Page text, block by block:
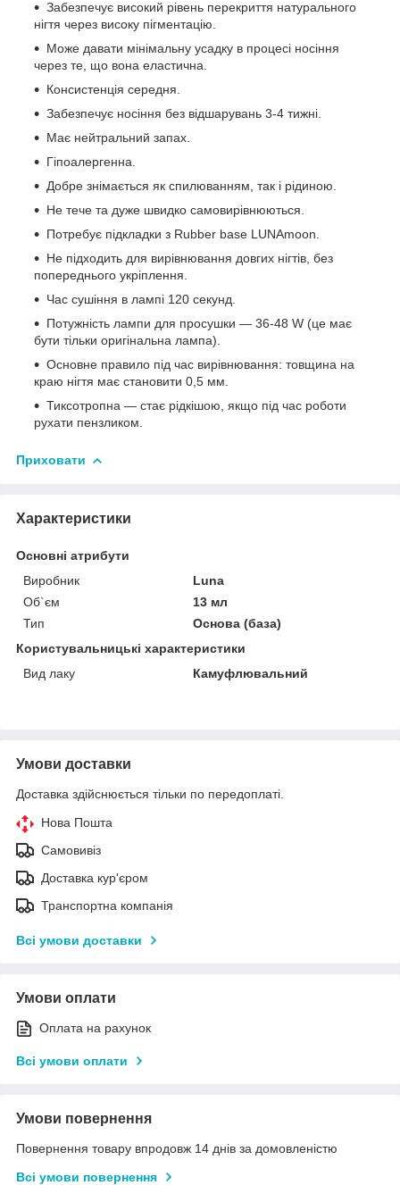
Забезпечує високий рівень перекриття натурального
нігтя через високу пігментацію.
Може давати мінімальну усадку в процесі носіння
через те, що вона еластична.
Консистенція середня.
Забезпечує носіння без відшарувань 3-4 тижні.
Має нейтральний запах.
Гіпоалергенна.
Добре знімається як спилюванням, так і рідиною.
Не тече та дуже швидко самовирівнюються.
Потребує підкладки з Rubber base LUNAmoon.
Не підходить для вирівнювання довгих нігтів, без
попереднього укріплення.
Час сушіння в лампі 120 секунд.
Потужність лампи для просушки — 36-48 W (це має
бути тільки оригінальна лампа).
Основне правило під час вирівнювання: товщина на
краю нігтя має становити 0,5 мм.
Тиксотропна — стає рідкішою, якщо під час роботи
рухати пензликом.
Приховати
Характеристики
Основні атрибути
Виробник
Luna
Об`єм
13 мл
Тип
Основа (база)
Користувальницькі характеристики
Вид лаку
Камуфлювальний
Умови доставки
Доставка здійснюється тільки по передоплаті.
Нова Пошта
Самовивіз
Доставка кур'єром
Транспортна компанія
Всі умови доставки
Умови оплати
Оплата на рахунок
Всі умови оплати
Умови повернення
Повернення товару впродовж 14 днів за домовленістю
Всі умови повернення